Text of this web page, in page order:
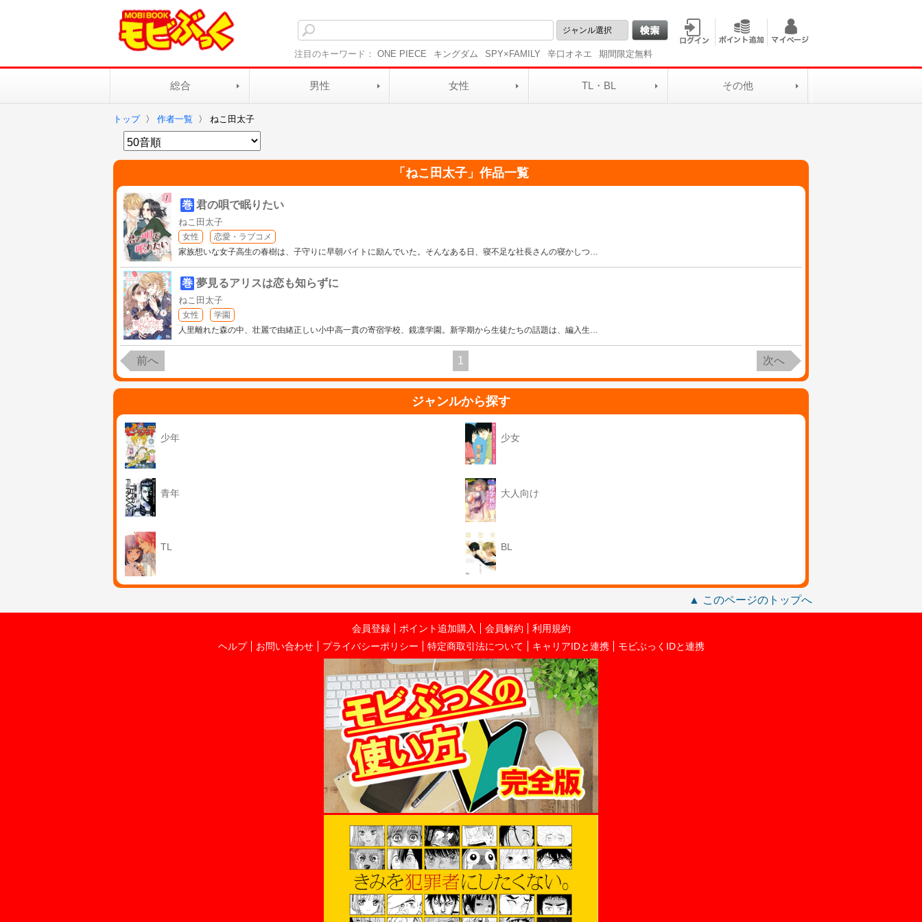
注目のキーワード： ONE PIECE キングダム SPY×FAMILY 辛口オネエ 期間限定無料
総合 男性 女性 TL・BL その他
トップ 〉 作者一覧 〉 ねこ田太子
「 ねこ田太子」作品一覧
巻 君の唄で眠りたい
ねこ田太子
女性
恋愛・ラブコメ
家族想いな女子高生の春樹は、子守りに早朝バイトに励んでいた。そんなある日、寝不足な社長さんの寝かしつ…
巻 夢見るアリスは恋も知らずに
ねこ田太子
女性
学園
人里離れた森の中、壮麗で由緒正しい小中高一貫の寄宿学校、鏡凛学園。新学期から生徒たちの話題は、編入生…
前へ 1 次へ
ジャンルから探す
少年 少女
青年 大人向け
TL BL
▲ このページのトップへ
会員登録 ポイント追加購入 会員解約
利用規約
ヘルプ
お問い合わせ プライバシーポリシー 特定商取引法について キャリアIDと連携 モビぶっくIDと連携